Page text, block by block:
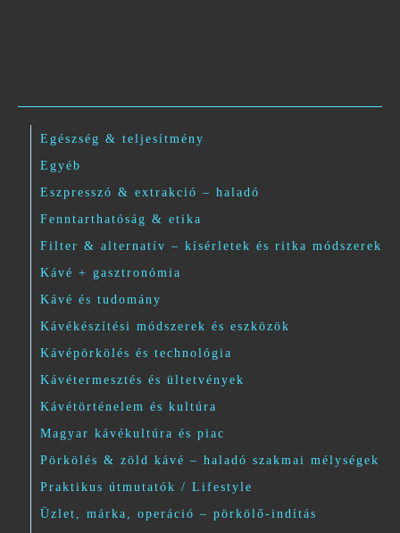
Egészség & teljesítmény
Egyéb
Eszpresszó & extrakció – haladó
Fenntarthatóság & etika
Filter & alternatív – kísérletek és ritka módszerek
Kávé + gasztronómia
Kávé és tudomány
Kávékészítési módszerek és eszközök
Kávépörkölés és technológia
Kávétermesztés és ültetvények
Kávétörténelem és kultúra
Magyar kávékultúra és piac
Pörkölés & zöld kávé – haladó szakmai mélységek
Praktikus útmutatók / Lifestyle
Üzlet, márka, operáció – pörkölő-indítás